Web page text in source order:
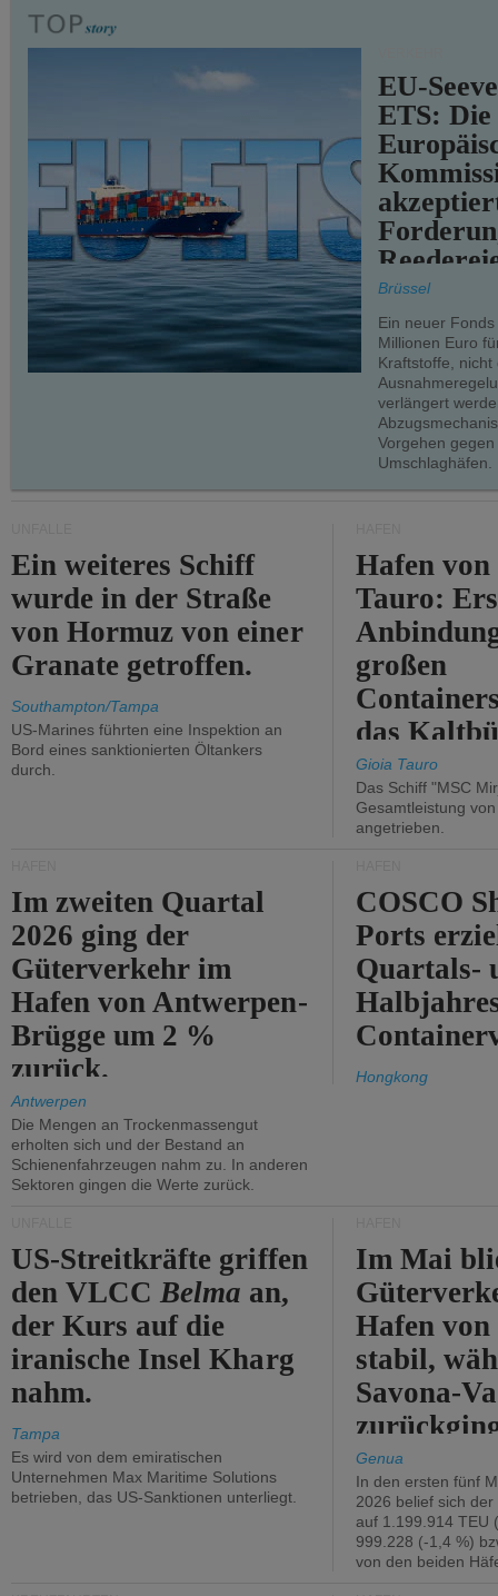
EU-
ETS: Die
teilweise.
Brüssel
Ein neuer
Millionen Euro
Kraftstoffe, nicht
verlängert
Vorgehen
Umschlaghäfen.
Ein weiteres Schiff
wurde in der Straße
von Hormuz von einer
Granate getroffen.
Southampton/Tampa
US-Marines führten eine Inspektion an
Bord eines sanktionierten Öltankers
durch.
Hafen
Tauro:
großen
das
Gioia Tauro
Das Schiff "MSC
Gesamtleistung
angetrieben.
Im zweiten Quartal
2026 ging der
Güterverkehr im
Hafen von Antwerpen-
Brügge um 2 %
zurück.
Antwerpen
Die Mengen an Trockenmassengut
erholten sich und der Bestand an
Schienenfahrzeugen nahm zu. In anderen
Sektoren gingen die Werte zurück.
COSCO
Ports
Quartals-
Hongkong
US-Streitkräfte griffen
den VLCCBelma an,
der Kurs auf die
iranische Insel Kharg
nahm.
Tampa
Es wird von dem emiratischen
Unternehmen Max Maritime Solutions
betrieben, das US-Sanktionen unterliegt.
Im Mai
Hafen von
stabil,
Savona-
Genua
In den ersten fünf
2026 belief sich
auf 1.199.914 TEU
999.228 (-1,4 %)
von den beiden